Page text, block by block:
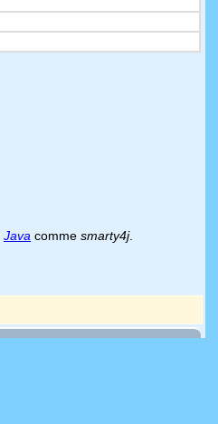
Java comme smarty4j.